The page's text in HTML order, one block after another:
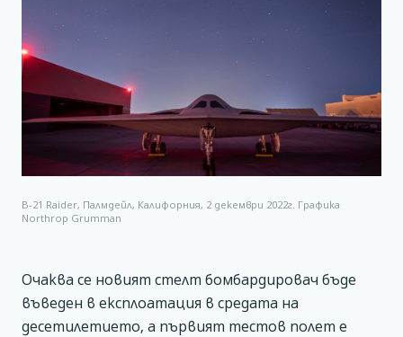
B-21 Raider, Палмдейл, Калифорния, 2 декември 2022г. Графика
Northrop Grumman
Очаква се новият стелт бомбардировач бъде
въведен в експлоатация в средата на
десетилетието, а първият тестов полет е